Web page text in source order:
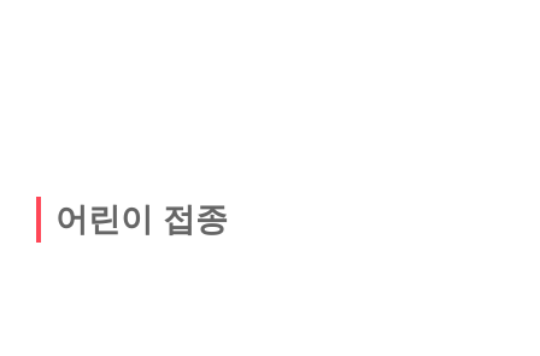
어린이 접종